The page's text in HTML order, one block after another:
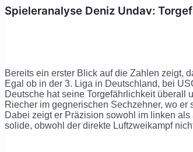
Spieleranalyse Deniz Undav:
Bereits ein erster Blick auf die Zahlen zeigt,
Egal ob in der 3. Liga in Deutschland, bei
Deutsche hat seine Torgefährlichkeit überall
Riecher im gegnerischen Sechzehner, wo
Dabei zeigt er Präzision sowohl im linken
solide, obwohl der direkte Luftzweikampf